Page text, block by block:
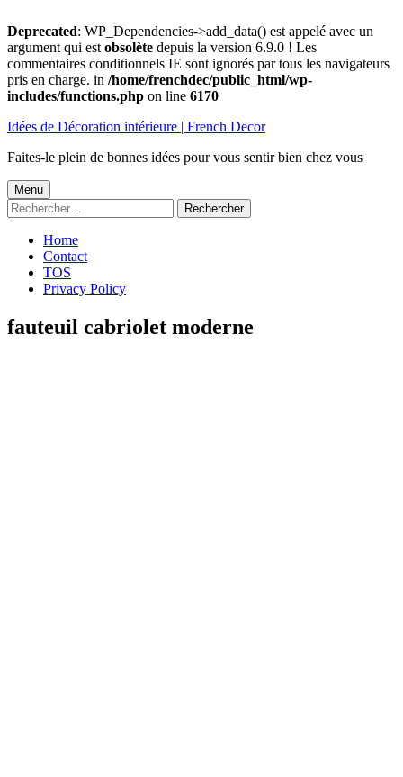
Deprecated: WP_Dependencies->add_data() est appelé avec un
argument qui est obsolète depuis la version 6.9.0 ! Les
commentaires conditionnels IE sont ignorés par tous les navigateurs
pris en charge. in /home/frenchdec/public_html/wp-
includes/functions.php on line 6170
au
Idées de Décoration intérieure | French Decor
Faites-le plein de bonnes idées pour vous sentir bien chez vous
Menu
principal
Menu
Rechercher :
Home
Contact
TOS
Privacy Policy
fauteuil cabriolet moderne